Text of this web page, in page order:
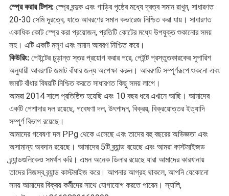
স্প্রে করার টিপস: স্প্রে বন্দুক এবং গাড়ির পৃষ্ঠের মধ্যে দূরত্ব সমান রাখুন, সাধারণত
20-30 সেমি দূরত্বে, যাতে আবরণের সমান কভারেজ নিশ্চিত করা যায়। সাধারণত
একাধিক কোট স্প্রে করা প্রয়োজন, প্রতিটি কোটের মধ্যে উপযুক্ত শুকানোর সময়
সহ। এটি একটি মসৃণ এবং সমান আবরণ নিশ্চিত করে।
কিউরিং: পেইন্টের চূড়ান্ত স্তর প্রয়োগ করার পরে, পেইন্ট প্রস্তুতকারকের সুপারিশ
অনুযায়ী আবরণটি জমাট বাঁধার জন্য অপেক্ষা করুন। আবরণটি সম্পূর্ণরূপে শুকনো এবং
জমাট বাঁধার বিষয়টি নিশ্চিত করতে সাধারণত কিছু সময় লাগে।
আমরা 2014 সালে প্রতিষ্ঠিত হয়েছি এবং 10 বছর ধরে এখানে আছি। আমাদের
একটি পেশাদার দল রয়েছে, গবেষণা দল, উৎপাদন, বিক্রয়, বিক্রয়োত্তর ইত্যাদি
সম্পূর্ণ বিভাগ রয়েছে।
আমাদের গবেষণা দল PPg থেকে এসেছে এবং তাদের বহু বছরের অভিজ্ঞতা এবং
অসামান্য অবদান রয়েছে। আমাদের 5টি ব্র্যান্ড রয়েছে এবং আমরা কাস্টমাইজড
ব্র্যান্ডগুলিকেও সমর্থন করি। এমন অনেক ডিলার রয়েছে যারা আমাদের কারখানায়
তাদের নিজস্ব ব্র্যান্ড কাস্টমাইজ করে। আপনার আগ্রহ থাকলে, আপনি যেকোনো
সময় আমাদের বিক্রয় কর্মীদের সাথে যোগাযোগ করতে পারেন। স্যালি,